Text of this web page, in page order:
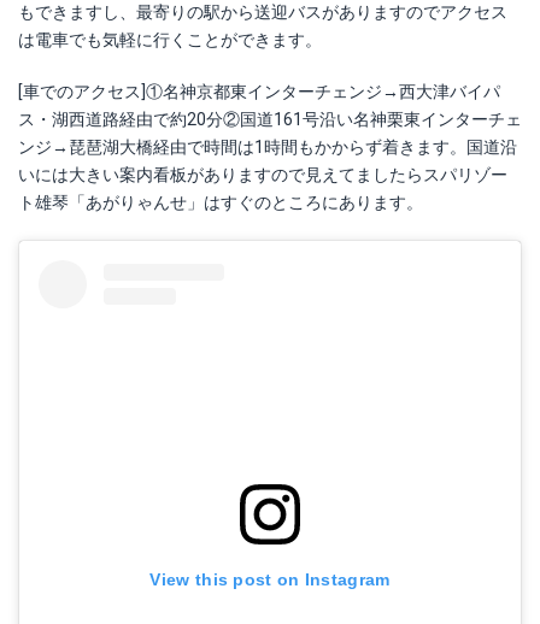
もできますし、最寄りの駅から送迎バスがありますのでアクセス
は電車でも気軽に行くことができます。
[車でのアクセス]①名神京都東インターチェンジ→西大津バイパ
ス・湖西道路経由で約20分②国道161号沿い名神栗東インターチェ
ンジ→琵琶湖大橋経由で時間は1時間もかからず着きます。国道沿
いには大きい案内看板がありますので見えてましたらスパリゾー
ト雄琴「あがりゃんせ」はすぐのところにあります。
View this post on Instagram